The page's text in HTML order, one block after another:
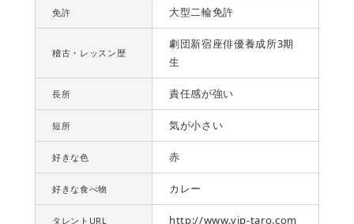
免許 大型二輪免許
稽古・レッスン歴
劇団新宿座俳優養成所3期
生
長所 責任感が強い
短所 気が小さい
好きな色 赤
好きな食べ物 カレー
タレントURL http://www.vip-taro.com